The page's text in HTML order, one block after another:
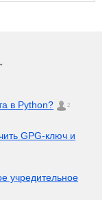
в Python? 2
GPG-ключ и
учредительное